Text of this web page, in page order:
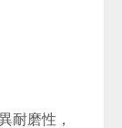
耐磨性，